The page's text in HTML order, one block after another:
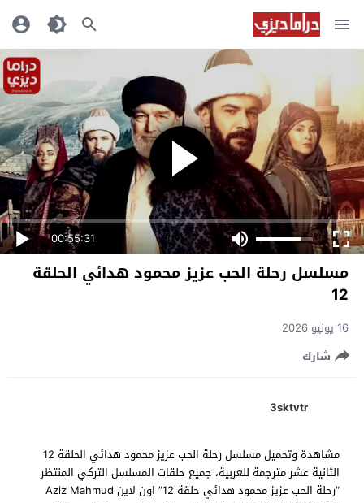
00:55:31
مسلسل رحلة الحب عزيز محمود هدائي الحلقة
12
16 يونيو 2026
شارك
3sktvtr
مشاهدة وتحميل مسلسل رحلة الحب عزيز محمود هدائي الحلقة 12
الثانية عشر مترجمة للعربية، جميع حلقات المسلسل التركي المنتظر
“رحلة الحب عزيز محمود هدائي حلقة 12” اون لاين Aziz Mahmud